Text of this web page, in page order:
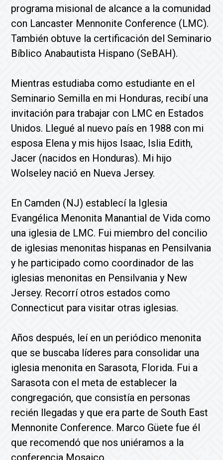
programa misional de alcance a la comunidad
con Lancaster Mennonite Conference (LMC).
También obtuve la certificación del Seminario
Bíblico Anabautista Hispano (SeBAH).
Mientras estudiaba como estudiante en el
Seminario Semilla en mi Honduras, recibí una
invitación para trabajar con LMC en Estados
Unidos. Llegué al nuevo país en 1988 con mi
esposa Elena y mis hijos Isaac, Islia Edith,
Jacer (nacidos en Honduras). Mi hijo
Wolseley nació en Nueva Jersey.
En Camden (NJ) establecí la Iglesia
Evangélica Menonita Manantial de Vida como
una iglesia de LMC. Fui miembro del concilio
de iglesias menonitas hispanas en Pensilvania
y he participado como coordinador de las
iglesias menonitas en Pensilvania y New
Jersey. Recorrí otros estados como
Connecticut para visitar otras iglesias.
Años después, leí en un periódico menonita
que se buscaba líderes para consolidar una
iglesia menonita en Sarasota, Florida. Fui a
Sarasota con el meta de establecer la
congregación, que consistía en personas
recién llegadas y que era parte de South East
Mennonite Conference. Marco Güete fue él
que recomendó que nos uniéramos a la
conferencia Mosaico.